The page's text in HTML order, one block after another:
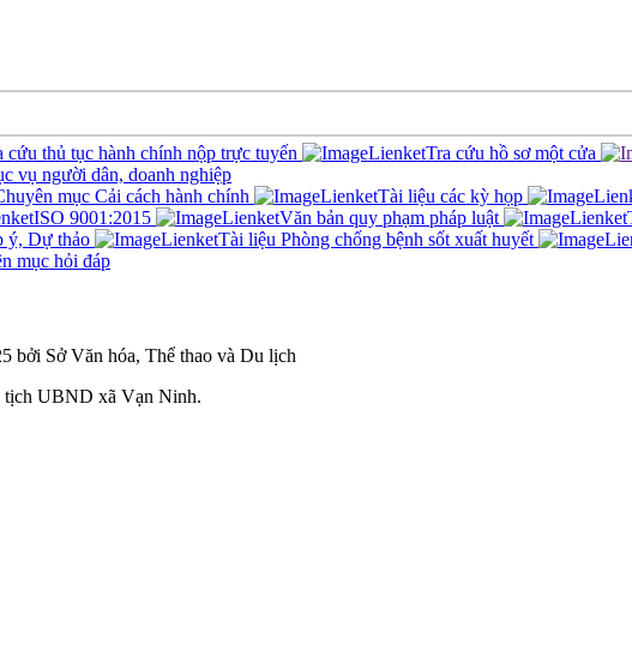
cứu thủ tục hành chính nộp trực tuyến Tra cứu hồ sơ một cửa
vụ người dân, doanh nghiệp
mục Cải cách hành chính Tài liệu các kỳ họp
ISO 9001:2015 Văn bản quy phạm pháp luật
ý, Dự thảo Tài liệu Phòng chống bệnh sốt xuất huyết
mục hỏi đáp
bởi Sở Văn hóa, Thể thao và Du lịch
tịch UBND xã Vạn Ninh.